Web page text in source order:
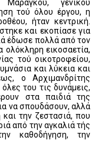
Μαραγκού, γενικού
τού όλου έργου, η
ήταν κεντρική.
και εκοπίασε για
έδωσε πολλά από τον
ολόκληρη εικοσαετία,
τού οικοτροφείου,
και λύκεια και
ο Αρχιμανδρίτης
του τις δυνάμεις,
στα παιδιά της
να σπουδάσουν, αλλά
την ζεστασιά, που
από την αγκαλιά τής
καθοδήγηση, την